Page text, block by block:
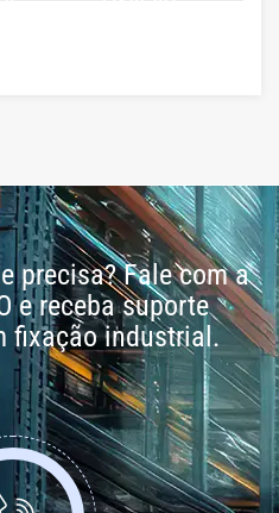
HIDRÁULICAS
PARA
TORNOS
CNC
precisa? Fale com a
e receba suporte
fixação industrial.